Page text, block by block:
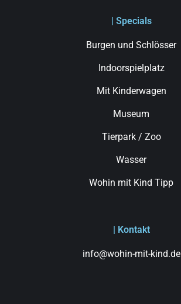
| Specials
Burgen und Schlösser
Indoorspielplatz
Mit Kinderwagen
Museum
Tierpark / Zoo
Wasser
Wohin mit Kind Tipp
| Kontakt
info@wohin-mit-kind.de